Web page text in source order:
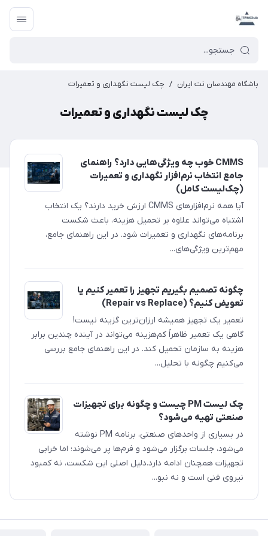
باشگاه مهندسان نت ایران / چک لیست نگهداری و تعمیرات
چک لیست نگهداری و تعمیرات
CMMS خوب چه ویژگی‌هایی دارد؟ راهنمای
جامع انتخاب نرم‌افزار نگهداری و تعمیرات
(چک‌لیست کامل)
آیا همه نرم‌افزارهای CMMS ارزش خرید دارند؟ یک انتخاب
اشتباه می‌تواند علاوه بر تحمیل هزینه، باعث شکست
برنامه‌های نگهداری و تعمیرات شود. در این راهنمای جامع،
مهم‌ترین ویژگی‌های...
چگونه تصمیم بگیریم تجهیز را تعمیر کنیم یا
تعویض کنیم؟ (Repair vs Replace)
تعمیر یک تجهیز همیشه ارزان‌ترین گزینه نیست!
گاهی یک تعمیر ظاهراً کم‌هزینه می‌تواند در آینده چندین برابر
هزینه به سازمان تحمیل کند. در این راهنمای جامع بررسی
می‌کنیم چگونه با تحلیل...
چک لیست PM چیست و چگونه برای تجهیزات
صنعتی تهیه می‌شود؟
در بسیاری از واحدهای صنعتی، برنامه PM نوشته
می‌شود، جلسات برگزار می‌شود و فرم‌ها پر می‌شوند؛ اما خرابی
تجهیزات همچنان ادامه دارد.دلیل اصلی این شکست، نه کمبود
نیروی فنی است و نه نبو...